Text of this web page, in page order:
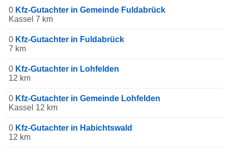
0 Kfz-Gutachter in Gemeinde Fuldabrück
Kassel 7 km
0 Kfz-Gutachter in Fuldabrück
7 km
0 Kfz-Gutachter in Lohfelden
12 km
0 Kfz-Gutachter in Gemeinde Lohfelden
Kassel 12 km
0 Kfz-Gutachter in Habichtswald
12 km